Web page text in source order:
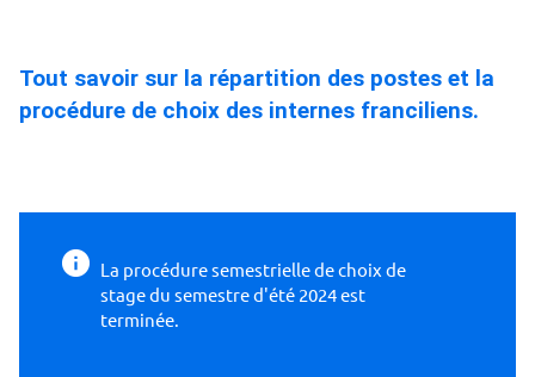
Tout savoir sur la répartition des postes et la
procédure de choix des internes franciliens.
La procédure semestrielle de choix de
stage du semestre d'été 2024 est
terminée.